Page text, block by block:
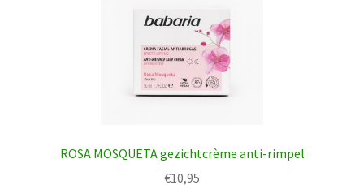
ROSA MOSQUETA gezichtcrème anti-rimpel
€10,95